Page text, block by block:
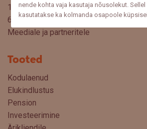
nende kohta vaja kasutaja nõusolekut. Sellel
kasutatakse ka kolmanda osapoole
15040 Tallinn, Estonia
6310 310
Meediale ja partneritele
Tooted
Kodulaenud
Elukindlustus
Pension
Investeerimine